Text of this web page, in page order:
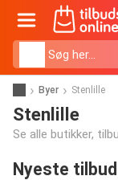
Byer Stenlille
Stenlille
Se alle butikker,
Nyeste